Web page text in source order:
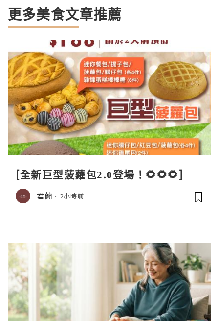
更多美食文章推薦
[全新巨型菠蘿包2.0登場！🌻🌻🌻]
君蘭 2小時前